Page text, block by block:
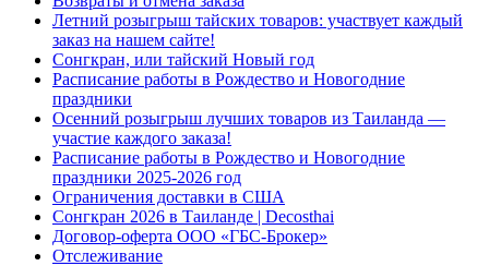
Летний розыгрыш тайских товаров: участвует каждый
заказ на нашем сайте!
Сонгкран, или тайский Новый год
Расписание работы в Рождество и Новогодние
праздники
Осенний розыгрыш лучших товаров из Таиланда —
участие каждого заказа!
Расписание работы в Рождество и Новогодние
праздники 2025-2026 год
Ограничения доставки в США
Сонгкран 2026 в Таиланде | Decosthai
Договор-оферта ООО «ГБС-Брокер»
Отслеживание